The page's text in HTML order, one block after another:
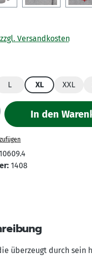
Versandkosten
L XL XXL
Gib den
In den
1408
überzeugt durch sein